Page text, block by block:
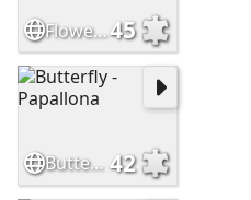
Flower - Flors45
Butterfly - Papallona 42